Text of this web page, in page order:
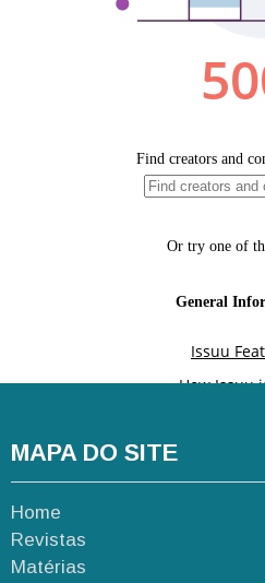
MAPA DO SITE
Home
Revistas
Matérias